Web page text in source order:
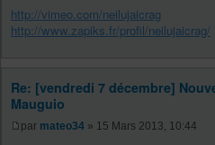
http://vimeo.com/neilujaicrag
http://www.zapiks.fr/profil/neilujaicrag/
Re: [vendredi 7 décembre]
Mauguio
par mateo34 » 15 Mars 2013, 10:44